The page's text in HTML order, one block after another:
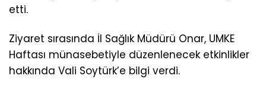
etti.
Ziyaret sırasında İl Sağlık Müdürü Onar, UMKE
Haftası münasebetiyle düzenlenecek etkinlikler
hakkında Vali Soytürk’e bilgi verdi.